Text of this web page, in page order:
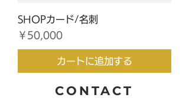
SHOPカード/名刺
価格
￥50,000
カートに追加する
CONTACT